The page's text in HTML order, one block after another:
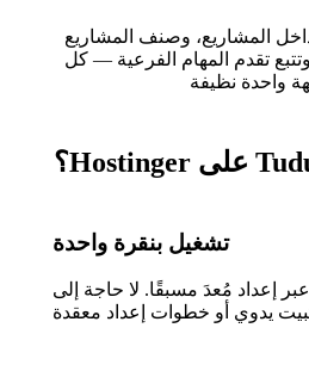
المشاريع، وصنف المشاريع
تقدم المهام الفرعية — كل
تشغيل بنقرة واحدة
إعداد مُعدَ مسبقًا. لا حاجة إلى